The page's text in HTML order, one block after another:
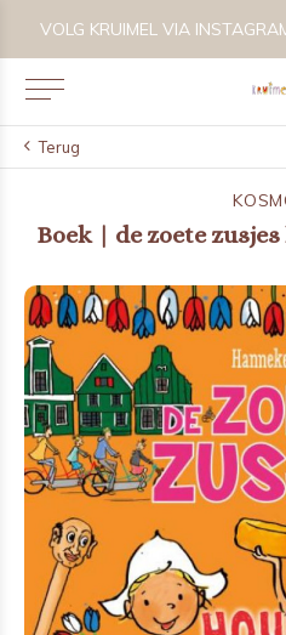
VOLG KRUIMEL VIA
Terug
Boek | de zoete